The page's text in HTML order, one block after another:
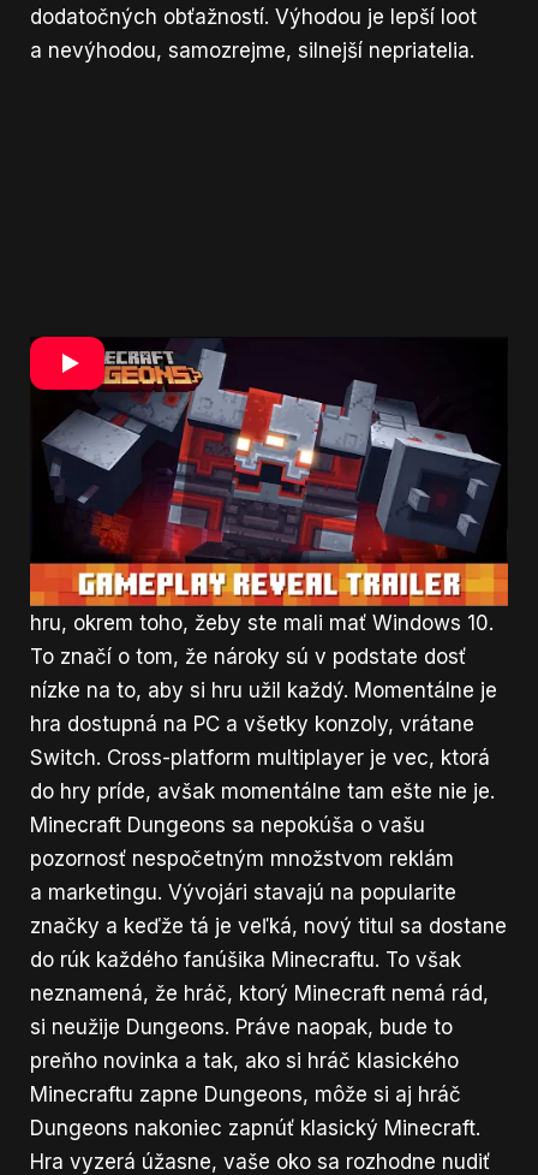
dodatočných obťažností. Výhodou je lepší loot
a nevýhodou, samozrejme, silnejší nepriatelia.
Graficky sa nám hra páčila veľmi. Hlavne preto,
že ide o nový pohľad na svet Minecraftu a je
zaujímavé sledovať, ako sa preniesol do hry
tohto štýlu. Minecraft Dungeons hrá všetkými
farbami a čo je ešte lepšie, je naozaj nenáročný.
Hru by ste nemali mať problém spustiť ani na
staršom kancelárskom počítači. Samotný
Microsoft neuvádza žiadne špecifické nároky na
hru, okrem toho, žeby ste mali mať Windows 10.
To značí o tom, že nároky sú v podstate dosť
nízke na to, aby si hru užil každý. Momentálne je
hra dostupná na PC a všetky konzoly, vrátane
Switch. Cross-platform multiplayer je vec, ktorá
do hry príde, avšak momentálne tam ešte nie je.
Minecraft Dungeons sa nepokúša o vašu
pozornosť nespočetným množstvom reklám
a marketingu. Vývojári stavajú na popularite
značky a keďže tá je veľká, nový titul sa dostane
do rúk každého fanúšika Minecraftu. To však
neznamená, že hráč, ktorý Minecraft nemá rád,
si neužije Dungeons. Práve naopak, bude to
preňho novinka a tak, ako si hráč klasického
Minecraftu zapne Dungeons, môže si aj hráč
Dungeons nakoniec zapnúť klasický Minecraft.
Hra vyzerá úžasne, vaše oko sa rozhodne nudiť